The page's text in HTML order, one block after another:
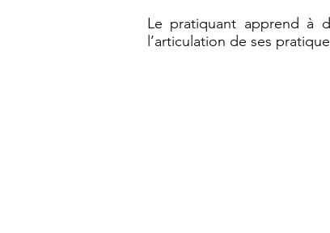
Le pratiquant apprend à
l’articulation de ses